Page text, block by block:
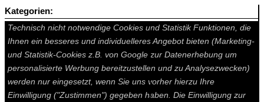
Auf dieser Seite werden technisch notwendige Cookies gesetzt.
Technisch nicht notwendige Cookies und Statistik Funktionen, die
Ihnen ein besseres und individuelleres Angebot bieten (Marketing-
und Statistik-Cookies z.B. von Google zur Datenerhebung um
personalisierte Werbung bereitzustellen und zu Analysezwecken)
werden nur eingesetzt, wenn Sie uns vorher hierzu Ihre
Einwilligung ("Zustimmen") gegeben haben. Die Einwilligung zur
Kategorien: